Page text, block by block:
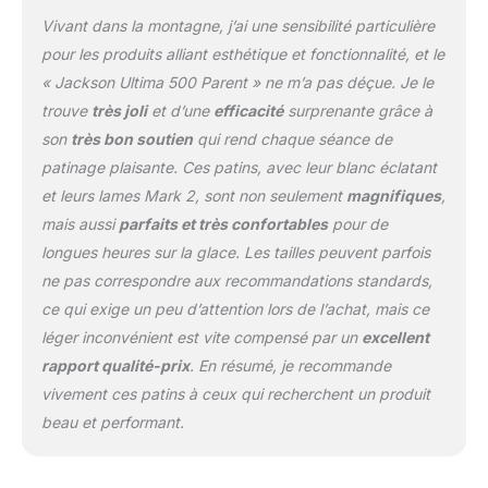
mesh doublées de
IV BLADE - Les patins
Artiste sont dotés de
lames de figure Ultima
Mark IV affûtées en usine
manœuvres simples à
intermédiaires. La lame
est rivetée à une semelle
extérieure stylisée en
PVC pour plus de sûreté
TROUVER SA POINTURE
: Les patineurs
expérimentés préfèrent
généralement des patins
plutôt serrés tandis que
Vivant dans la montagne, j’ai une sensibilité particulière
pour les produits alliant esthétique et fonctionnalité, et le
« Jackson Ultima 500 Parent » ne m’a pas déçue. Je le
trouve très joliet d’une efficacitésurprenante grâce à
son très bon soutienqui rend chaque séance de
patinage plaisante. Ces patins, avec leur blanc éclatant
et leurs lames Mark 2, sont non seulement magnifiques,
mais aussiparfaits et très confortablespour de
longues heures sur la glace. Les tailles peuvent parfois
ne pas correspondre aux recommandations standards,
ce qui exige un peu d’attention lors de l’achat, mais ce
léger inconvénient est vite compensé par un excellent
rapport qualité-prix. En résumé, je recommande
vivement ces patins à ceux qui recherchent un produit
beau et performant.